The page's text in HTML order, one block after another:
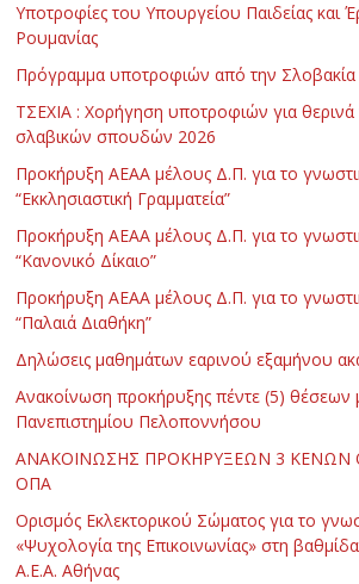
Υποτροφίες του Υπουργείου Παιδείας και
Ρουμανίας
Πρόγραμμα υποτροφιών από την Σλοβακία
ΤΣΕΧΙΑ : Χορήγηση υποτροφιών για
σλαβικών σπουδών 2026
Προκήρυξη ΑΕΑΑ μέλους Δ.Π. για το
“Εκκλησιαστική Γραμματεία”
Προκήρυξη ΑΕΑΑ μέλους Δ.Π. για το
“Κανονικό Δίκαιο”
Προκήρυξη ΑΕΑΑ μέλους Δ.Π. για το
“Παλαιά Διαθήκη”
Δηλώσεις μαθημάτων εαρινού εξαμήνου
Ανακοίνωση προκήρυξης πέντε (5)
Πανεπιστημίου Πελοποννήσου
ΑΝΑΚΟΙΝΩΣΗΣ ΠΡΟΚΗΡΥΞΕΩΝ 3 ΚΕΝΩΝ
ΟΠΑ
Ορισμός Εκλεκτορικού Σώματος για το
«Ψυχολογία της Επικοινωνίας» στη
Α.Ε.Α. Αθήνας